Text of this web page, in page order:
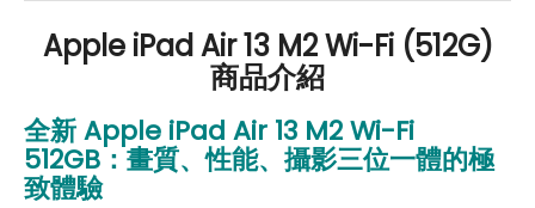
Apple iPad Air 13 M2 Wi-Fi (512G)
商品介紹
全新Apple iPad Air 13 M2 Wi-Fi
512GB：畫質、性能、攝影三位一體的極
致體驗